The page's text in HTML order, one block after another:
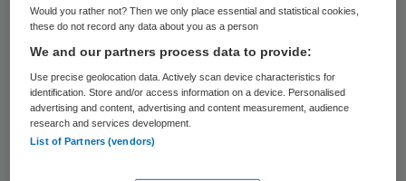
Artsen in gezondheidscentra in Rotterdam,
te kaarten,zo meldt de NOS zaterdag.
Naast InEen is ook de Landelijke Huisartsen
Vereniging (LHV) bezorgd over de situatie.
Would you rather not? Then we only place essential and statistical cookies,
these do not record any data about you as a person
We and our partners process data to provide:
Use precise geolocation data. Actively scan device characteristics for
identification. Store and/or access information on a device. Personalised
advertising and content, advertising and content measurement, audience
research and services development.
List of Partners (vendors)